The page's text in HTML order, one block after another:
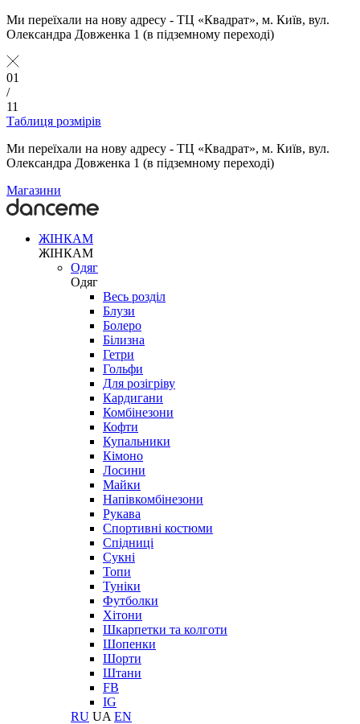
Ми переїхали на нову адресу - ТЦ «Квадрат», м. Київ, вул.
Олександра Довженка 1 (в підземному переході)
01
/
11
Таблиця розмірів
Ми переїхали на нову адресу - ТЦ «Квадрат», м. Київ, вул.
Олександра Довженка 1 (в підземному переході)
Магазини
ЖІНКАМ
ЖІНКАМ
Одяг
Одяг
Весь розділ
Блузи
Болеро
Білизна
Гетри
Гольфи
Для розігріву
Кардигани
Комбінезони
Кофти
Купальники
Кімоно
Лосини
Майки
Напівкомбінезони
Рукава
Спортивні костюми
Спідниці
Сукні
Топи
Туніки
Футболки
Хітони
Шкарпетки та колготи
Шопенки
Шорти
Штани
FB
IG
RU UA EN